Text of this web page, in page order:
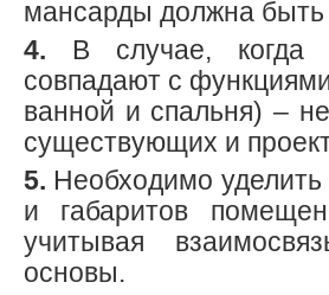
мансарды должна быть
4. В случае, когда
совпадают с
ванной и спальня) –
существующих и
5. Необходимо
и габаритов
учитывая
основы.